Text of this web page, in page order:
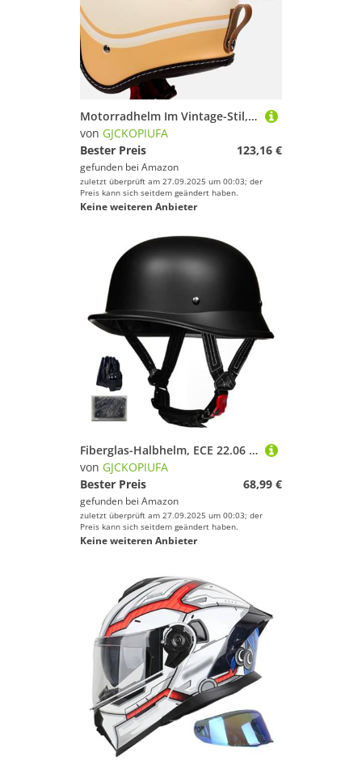
Motorradhelm Im Vintage-Stil, Offener Helm Mit Visier, 3/4-Halbhelme Rollerhelm Sturzhelm Für Männer Und Frauen, ECE 22.06 Zertifiziert Jethelm H,M/(55~56cm)
von GJCKOPIUFA
Bester Preis
123,16 €
gefunden bei Amazon
zuletzt überprüft am 27.09.2025 um 00:03; der
Preis kann sich seitdem geändert haben.
Keine weiteren Anbieter
Fiberglas-Halbhelm, ECE 22.06 Zertifiziert, Motorradhelm Sturzhelm Mit Maske Und Handschuhen, Jethelm Für Damen Herren, Rollerhelm A,L/(59~61cm)
von GJCKOPIUFA
Bester Preis
68,99 €
gefunden bei Amazon
zuletzt überprüft am 27.09.2025 um 00:03; der
Preis kann sich seitdem geändert haben.
Keine weiteren Anbieter